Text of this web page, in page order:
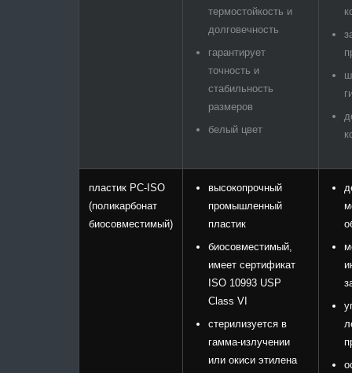
термостойкость и
долговечность
гарантирует
точность и
стабильность
размеров
белый цвет
пластик PC-ISO
(поликарбонат
биосовместимый)
высокопрочный
промышленный
пластик
биосовместимый,
имеет сертификат
ISO 10993 USP
Class VI
стерилизуется в
гамма-излучении
или окиси этилена